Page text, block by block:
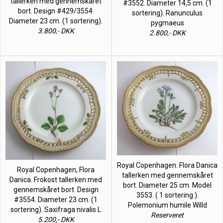
bort. Design #429/3554.
Diameter 23 cm. (1 sortering).
3.800,- DKK
#3552. Diameter 14,5 cm. (1
sortering). Ranunculus
pygmaeus
2.800,- DKK
Royal Copenhagen, Flora
Danica. Frokost tallerken med
gennemskåret bort. Design
#3554. Diameter 23 cm. (1
sortering). Saxifraga nivalis L
5.200,- DKK
Royal Copenhagen. Flora Danica
tallerken med gennemskåret
bort. Diameter 25 cm. Model
3553. ( 1 sortering ).
Polemonium humile Willd
Reserveret